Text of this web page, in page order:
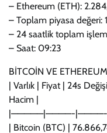
– Ethereum (ETH):
– Toplam piyasa değeri:
– 24 saatlik toplam
– Saat: 09:23
BİTCOİN VE
| Varlık | Fiyat | 24s
Hacim |
|—————|————-
| Bitcoin (BTC) |